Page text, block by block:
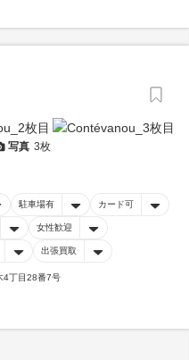
写真 3枚
駐車場有 カード可
女性歓迎
出張買取
4丁目28番7号